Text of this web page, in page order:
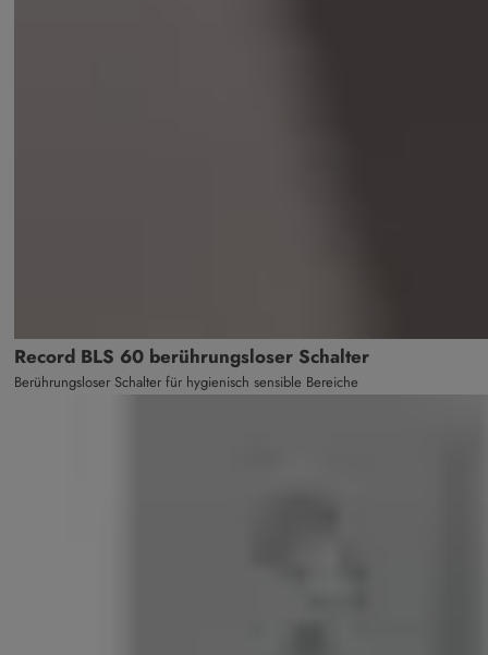
Record BLS 60 berührungsloser Schalter
Berührungsloser Schalter für hygienisch sensible Bereiche